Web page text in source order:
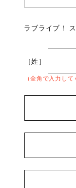
ラブライブ！
［姓］
（全角で入力して